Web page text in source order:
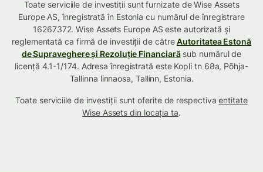
Toate serviciile de investiții sunt furnizate de Wise Assets
Europe AS, înregistrată în Estonia cu numărul de înregistrare
16267372. Wise Assets Europe AS este autorizată și
reglementată ca firmă de investiții de cătreAutoritatea Estonă
de Supraveghere și Rezoluție Financiarăsub numărul de
licență 4.1-1/174. Adresa înregistrată este Kopli tn 68a, Põhja-
Tallinna linnaosa, Tallinn, Estonia.
Toate serviciile de investiții sunt oferite de respectivaentitate
Wise Assets din locația ta.